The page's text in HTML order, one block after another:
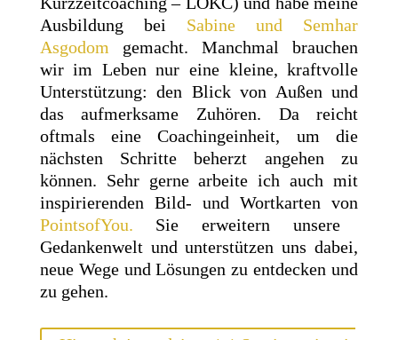
Ausbildung bei Sabine und Semhar
Asgodom gemacht. Manchmal brauchen
wir im Leben nur eine kleine, kraftvolle
Unterstützung: den Blick von Außen und
das aufmerksame Zuhören. Da reicht
oftmals eine Coachingeinheit, um die
nächsten Schritte beherzt angehen zu
können. Sehr gerne arbeite ich auch mit
inspirierenden Bild- und Wortkarten von
PointsofYou. Sie erweitern unsere
Gedankenwelt und unterstützen uns dabei,
neue Wege und Lösungen zu entdecken und
zu gehen.